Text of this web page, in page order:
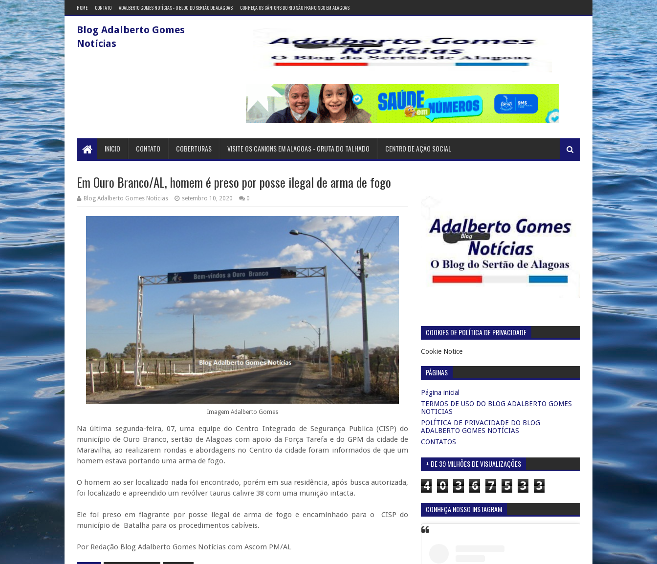
HOME CONTATO ADALBERTO GOMES NOTÍCIAS - O BLOG DO SERTÃO DE ALAGOAS CONHEÇA OS CÂNIONS DO RIO SÃO FRANCISCO EM ALAGOAS
Blog Adalberto Gomes
Notícias
INICIO CONTATO COBERTURAS VISITE OS CANIONS EM ALAGOAS - GRUTA DO TALHADO CENTRO DE AÇÃO SOCIAL
Em Ouro Branco/AL, homem é preso por posse ilegal de arma de fogo
Blog Adalberto Gomes Noticias setembro 10, 2020 0
Imagem Adalberto Gomes
Na última segunda-feira, 07, uma equipe do Centro Integrado de Segurança Publica (CISP) do
município de Ouro Branco, sertão de Alagoas com apoio da Força Tarefa e do GPM da cidade de
Maravilha, ao realizarem rondas e abordagens no Centro da cidade foram informados de que um
homem estava portando uma arma de fogo.
O homem ao ser localizado nada foi encontrado, porém em sua residência, após busca autorizada,
foi localizado e apreendido um revólver taurus calivre 38 com uma munição intacta.
Ele foi preso em flagrante por posse ilegal de arma de fogo e encaminhado para o CISP do
município de Batalha para os procedimentos cabíveis.
Por Redação Blog Adalberto Gomes Notícias com Ascom PM/AL
COOKIES DE POLÍTICA DE PRIVACIDADE
Cookie Notice
PÁGINAS
Página inicial
TERMOS DE USO DO BLOG ADALBERTO GOMES
NOTICIAS
POLÍTICA DE PRIVACIDADE DO BLOG
ADALBERTO GOMES NOTÍCIAS
CONTATOS
+ DE 39 MILHÕES DE VISUALIZAÇÕES
4 0 3 6 7 5 3 3
CONHEÇA NOSSO INSTAGRAM